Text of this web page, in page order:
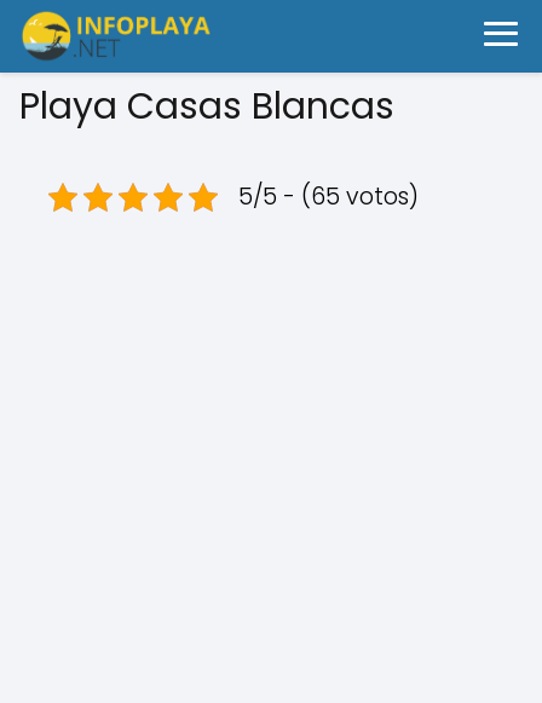
Playa Casas Blancas
5/5 - (65 votos)